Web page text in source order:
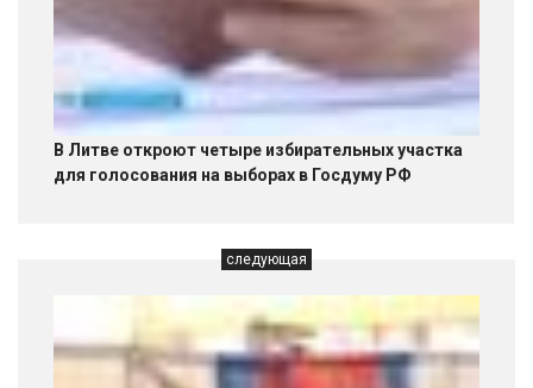
В Литве откроют четыре избирательных участка
для голосования на выборах в Госдуму РФ
следующая